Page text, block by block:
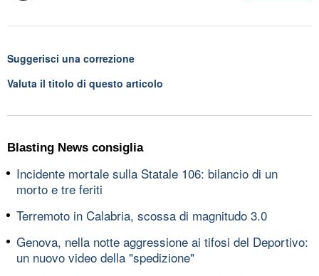
Suggerisci una correzione
Valuta il titolo di questo articolo
Blasting News consiglia
Incidente mortale sulla Statale 106: bilancio di un
morto e tre feriti
Terremoto in Calabria, scossa di magnitudo 3.0
Genova, nella notte aggressione ai tifosi del Deportivo:
un nuovo video della "spedizione"